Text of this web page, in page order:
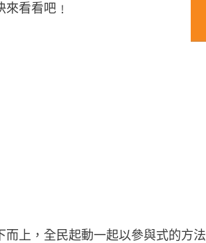
看看吧﹗
上，全民起動一起以參與式的方法